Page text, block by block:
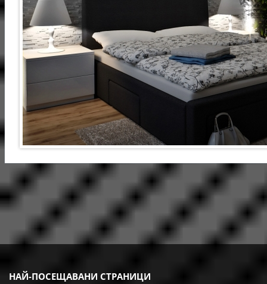
НАЙ-ПОСЕЩАВАНИ СТРАНИЦИ